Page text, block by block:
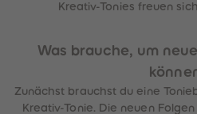
Kreativ-Tonies freuen
Was brauche, um
Zunächst brauchst du eine
Kreativ-Tonie. Die neuen